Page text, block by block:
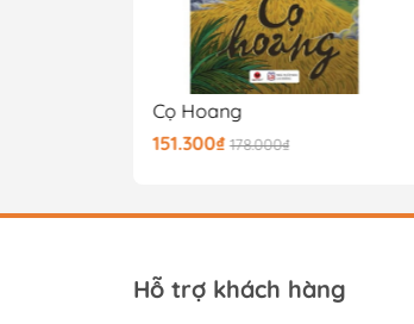
Cọ Hoang
151.300₫ 178.000₫
Hỗ trợ khách hàng